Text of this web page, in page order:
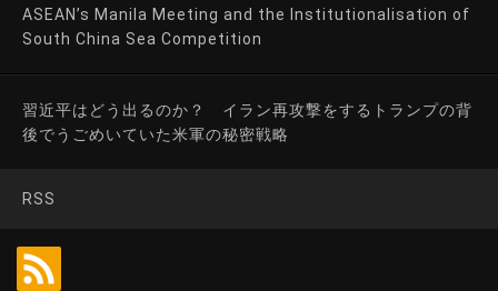
ASEAN’s Manila Meeting and the Institutionalisation of
South China Sea Competition
習近平はどう出るのか？ イラン再攻撃をするトランプの背
後でうごめいていた米軍の秘密戦略
RSS